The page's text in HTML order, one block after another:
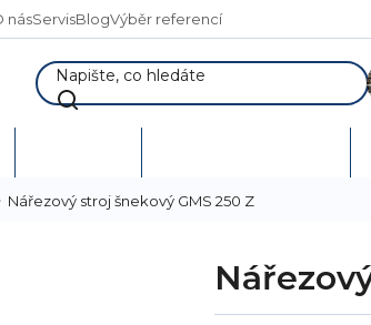
násServisBlogVýběr referencí
Nářezový stroj šnekový GMS 250 Z